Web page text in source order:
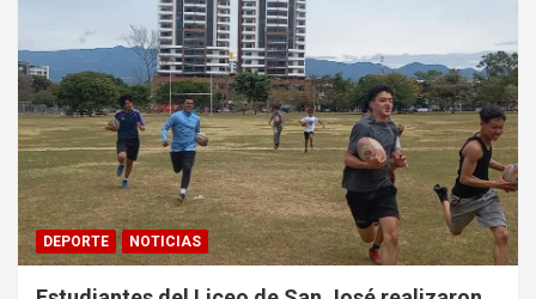
DEPORTE NOTICIAS